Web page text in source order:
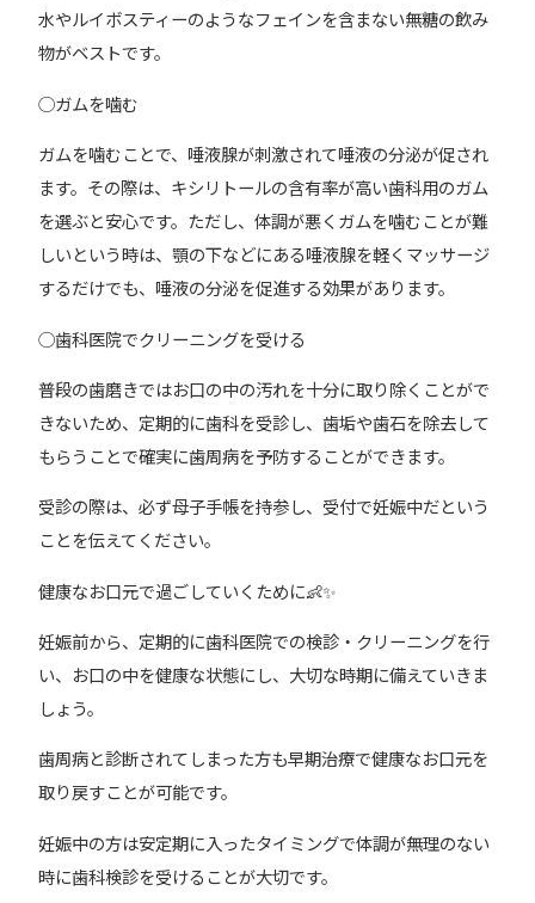
水やルイボスティーのようなフェインを含まない無糖の飲み
物がベストです。
◯ガムを噛む
ガムを噛むことで、唾液腺が刺激されて唾液の分泌が促され
ます。その際は、キシリトールの含有率が高い歯科用のガム
を選ぶと安心です。ただし、体調が悪くガムを噛むことが難
しいという時は、顎の下などにある唾液腺を軽くマッサージ
するだけでも、唾液の分泌を促進する効果があります。
◯歯科医院でクリーニングを受ける
普段の歯磨きではお口の中の汚れを十分に取り除くことがで
きないため、定期的に歯科を受診し、歯垢や歯石を除去して
もらうことで確実に歯周病を予防することができます。
受診の際は、必ず母子手帳を持参し、受付で妊娠中だという
ことを伝えてください。
健康なお口元で過ごしていくために👶✨
妊娠前から、定期的に歯科医院での検診・クリーニングを行
い、お口の中を健康な状態にし、大切な時期に備えていきま
しょう。
歯周病と診断されてしまった方も早期治療で健康なお口元を
取り戻すことが可能です。
妊娠中の方は安定期に入ったタイミングで体調が無理のない
時に歯科検診を受けることが大切です。